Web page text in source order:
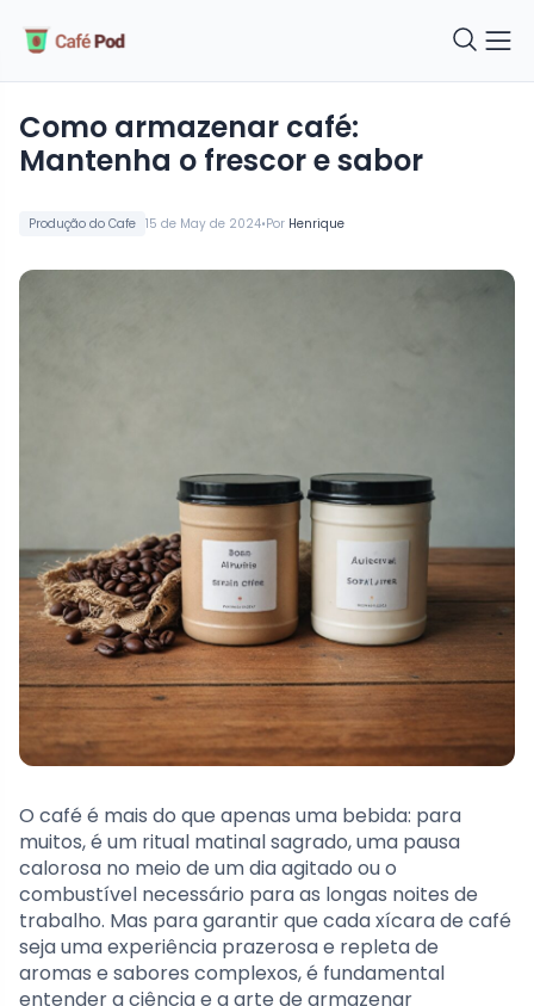
Produção do Cafe 15 de May de 2024•Por Henrique
Como armazenar café:
Mantenha o frescor e sabor
O café é mais do que apenas uma bebida: para
muitos, é um ritual matinal sagrado, uma pausa
calorosa no meio de um dia agitado ou o
combustível necessário para as longas noites de
trabalho. Mas para garantir que cada xícara de café
seja uma experiência prazerosa e repleta de
aromas e sabores complexos, é fundamental
entender a ciência e a arte de armazenar